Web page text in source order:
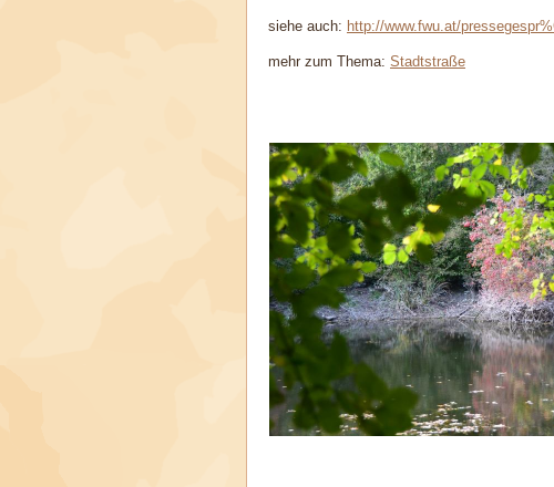
siehe auch: http://www.fwu.at/
mehr zum Thema: Stadtstraße